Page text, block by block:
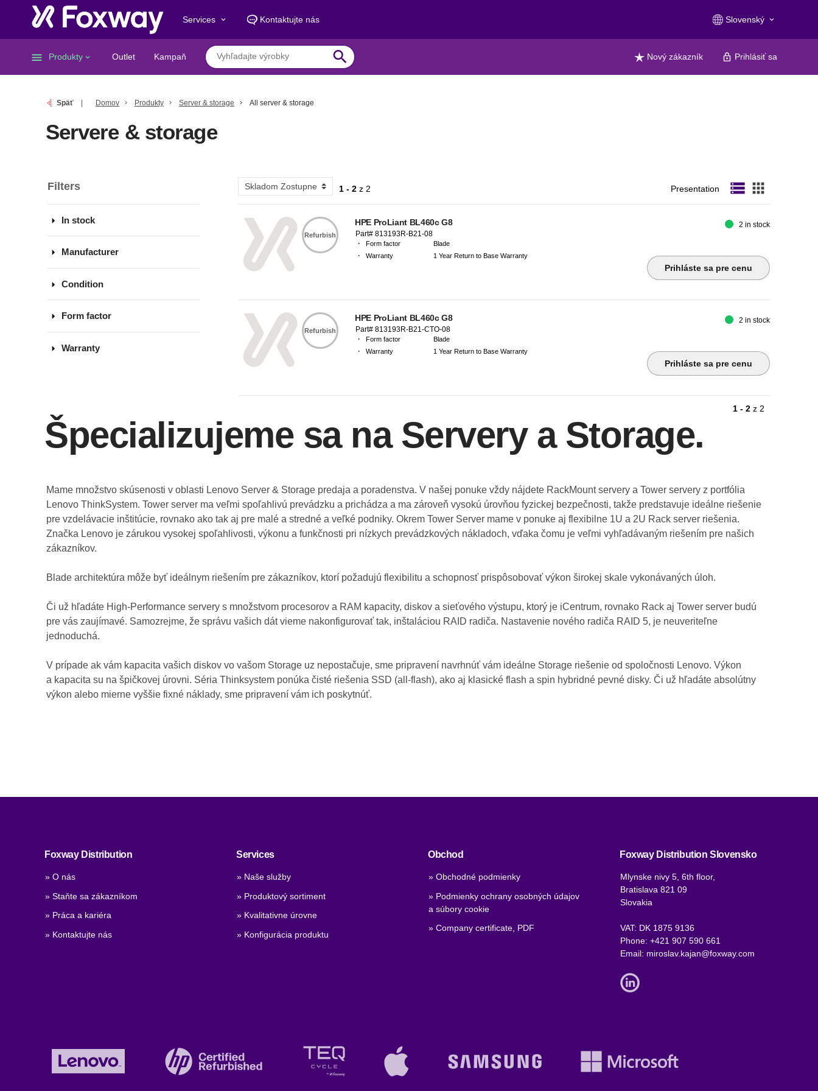
Services keyboard_arrow_down Kontaktujte nás Slovenský keyboard_arrow_down
menu Produkty keyboard_arrow_down Outlet Kampaň search Nový zákazník Prihlásiť sa
Späť Domov Produkty Server & storage All server & storage
Servere & storage
Filters 1 - 2 z 2 Presentation storage apps
Refurbish
HPE ProLiant BL460c G8
Part# 813193R-B21-08
· Form factor Blade
· Warranty 1 Year Return to Base Warranty
2 in stock
Prihláste sa pre cenu
Refurbish
HPE ProLiant BL460c G8
Part# 813193R-B21-CTO-08
· Form factor Blade
· Warranty 1 Year Return to Base Warranty
2 in stock
Prihláste sa pre cenu
1 - 2z 2
arrow_drop_down In stock
arrow_drop_down Manufacturer
arrow_drop_down Condition
arrow_drop_down Form factor
arrow_drop_down Warranty
Špecializujeme sa na Servery a Storage.
Mame množstvo skúsenosti v oblasti Lenovo Server & Storage predaja a poradenstva. V našej ponuke vždy nájdete RackMount servery a Tower servery z portfólia
Lenovo ThinkSystem. Tower server ma veľmi spoľahlivú prevádzku a prichádza a ma zároveň vysokú úrovňou fyzickej bezpečnosti, takže predstavuje ideálne riešenie
pre vzdelávacie inštitúcie, rovnako ako tak aj pre malé a stredné a veľké podniky. Okrem Tower Server mame v ponuke aj flexibilne 1U a 2U Rack server riešenia.
Značka Lenovo je zárukou vysokej spoľahlivosti, výkonu a funkčnosti pri nízkych prevádzkových nákladoch, vďaka čomu je veľmi vyhľadávaným riešením pre našich
zákazníkov.
Blade architektúra môže byť ideálnym riešením pre zákazníkov, ktorí požadujú flexibilitu a schopnosť prispôsobovať výkon širokej skale vykonávaných úloh.
Či už hľadáte High-Performance servery s množstvom procesorov a RAM kapacity, diskov a sieťového výstupu, ktorý je iCentrum, rovnako Rack aj Tower server budú
pre vás zaujímavé. Samozrejme, že správu vašich dát vieme nakonfigurovať tak, inštaláciou RAID radiča. Nastavenie nového radiča RAID 5, je neuveriteľne
jednoduchá.
V prípade ak vám kapacita vašich diskov vo vašom Storage uz nepostačuje, sme pripravení navrhnúť vám ideálne Storage riešenie od spoločnosti Lenovo. Výkon
a kapacita su na špičkovej úrovni. Séria Thinksystem ponúka čisté riešenia SSD (all-flash), ako aj klasické flash a spin hybridné pevné disky. Či už hľadáte absolútny
výkon alebo mierne vyššie fixné náklady, sme pripravení vám ich poskytnúť.
Foxway Distribution
» O nás
» Staňte sa zákazníkom
» Práca a kariéra
» Kontaktujte nás
Services
» Naše služby
» Produktový sortiment
» Kvalitativne úrovne
» Konfigurácia produktu
Obchod
» Obchodné podmienky
» Podmienky ochrany osobných údajov
a súbory cookie
» Company certificate, PDF
Foxway Distribution Slovensko
Mlynske nivy 5, 6th floor,
Bratislava 821 09
Slovakia
VAT: DK 1875 9136
Phone: +421 907 590 661
Email: miroslav.kajan@foxway.com